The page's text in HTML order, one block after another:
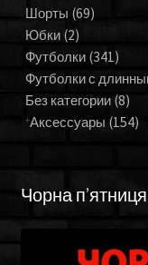
Шорты (69)
Юбки (2)
Футболки (341)
Футболки с
Без категории (8)
Аксессуары (154)
Чорна